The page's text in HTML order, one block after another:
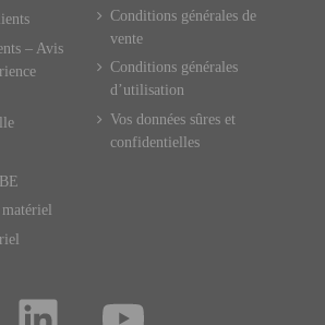
– Avis
Conditions générales de
vente
Conditions générales
d’utilisation
Vos données sûres et
confidentielles